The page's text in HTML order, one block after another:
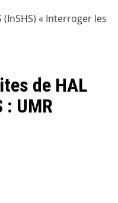
(InSHS) « Interroger les
de HAL
: UMR